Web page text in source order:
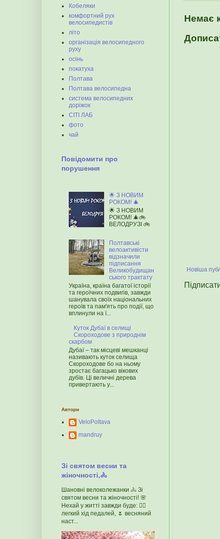
Немає
Новіша
Кобеляки
комфортний рух
велосипедистів
літо
організація велосипедного
руху
осінь
покатуха
Полтава
Полтава велосипедна
система велосипедних
доріжок
СІТІ ЛАБ
фото
чай
Повідомити про
порушення
🌟 З НОВИМ
РОКОМ! 🎄
🌟 З НОВИМ
РОКОМ! 🎄🚲
ВЕЛОДРУЗІ 🚲
Полтавські
велоактивісти
відзначили
підписання
Великобудищан
ського трактату
Україна, країна багатої історії
та героїчних подвигів, завжди
шанувала своїх національних
героїв та пам'ять про події, що
вплинули на ї...
Куток Дубаї в селищі
Скороходове з природнім
скарбом
Дубаї – так місцеві мешканці
називають куток селища
Скороходове бо на ньому
зростає багацько вікових
дубів. Ці величні дерева
привертають у...
Автори
VeloPoltava
mandruy
Зі святом весни та
жіночності,🚴
Шановні велоколежанки 🚴 Зі
святом весни та жіночності! 🌸
Нехай у житті завжди буде: 🚴‍♀️
легкий хід педалей, 🌷 весняний
наст...